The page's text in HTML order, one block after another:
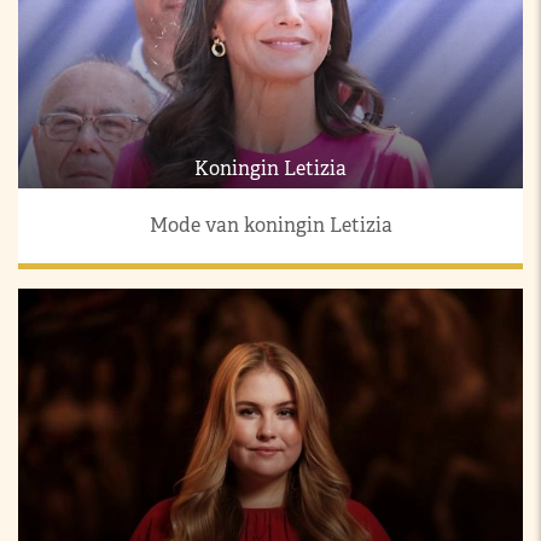
Koningin Letizia
Mode van koningin Letizia